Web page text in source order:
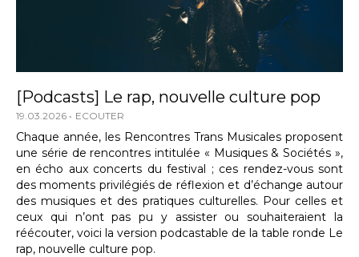
[Podcasts] Le rap, nouvelle culture pop
19.03.2026 ECOUTER
Chaque année, les Rencontres Trans Musicales proposent
une série de rencontres intitulée « Musiques & Sociétés »,
en écho aux concerts du festival ; ces rendez-vous sont
des moments privilégiés de réflexion et d’échange autour
des musiques et des pratiques culturelles. Pour celles et
ceux qui n’ont pas pu y assister ou souhaiteraient la
réécouter, voici la version podcastable de la table ronde Le
rap, nouvelle culture pop.